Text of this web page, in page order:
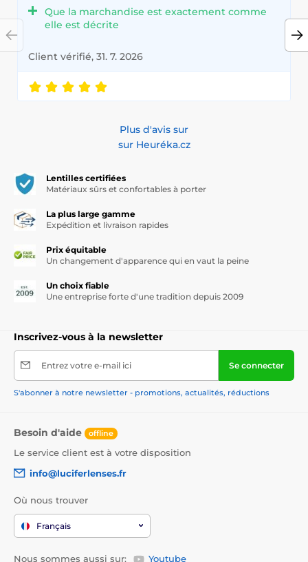
Que la marchandise est exactement comme
elle est décrite
Client vérifié, 31. 7. 2026
Plus d'avis sur
sur Heuréka.cz
Lentilles certifiées
Matériaux sûrs et confortables à porter
La plus large gamme
Expédition et livraison rapides
Prix équitable
Un changement d'apparence qui en vaut la peine
Un choix fiable
Une entreprise forte d'une tradition depuis 2009
Inscrivez-vous à la newsletter
Entrez votre e-mail ici Se connecter
S'abonner à notre newsletter - promotions, actualités, réductions
Besoin d'aide offline
Le service client est à votre disposition
info@luciferlenses.fr
Où nous trouver
Français
Nous sommes aussi sur: Youtube